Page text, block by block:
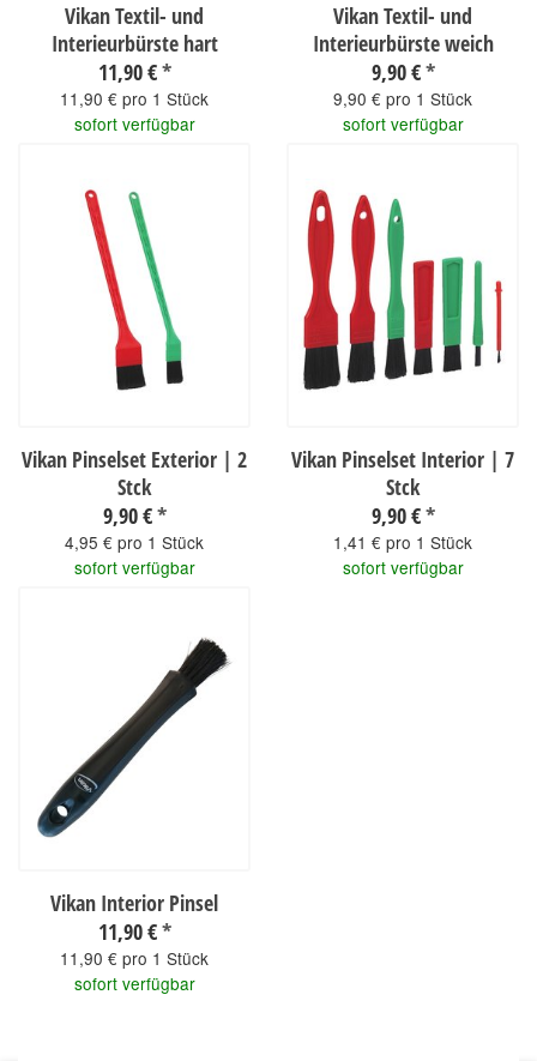
Vikan Textil- und
Interieurbürste hart
11,90 €*
11,90 € pro 1 Stück
sofort verfügbar
Vikan Textil- und
Interieurbürste weich
9,90 €*
9,90 € pro 1 Stück
sofort verfügbar
Vikan Pinselset Exterior | 2
Stck
9,90 €*
4,95 € pro 1 Stück
sofort verfügbar
Vikan Pinselset Interior | 7
Stck
9,90 €*
1,41 € pro 1 Stück
sofort verfügbar
Vikan Interior Pinsel
11,90 €*
11,90 € pro 1 Stück
sofort verfügbar